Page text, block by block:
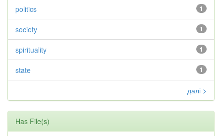
1
politics
1
society
1
spirituality
1
state
далі >
Has File(s)